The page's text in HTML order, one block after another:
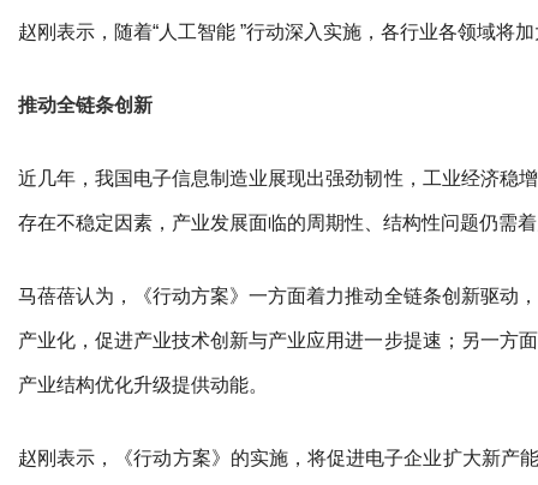
赵刚表示，随着“人工智能 ”行动深入实施，各行业各领域将
推动全链条创新
近几年，我国电子信息制造业展现出强劲韧性，工业经济稳
存在不稳定因素，产业发展面临的周期性、结构性问题仍需
马蓓蓓认为，《行动方案》一方面着力推动全链条创新驱动
产业化，促进产业技术创新与产业应用进一步提速；另一方
产业结构优化升级提供动能。
赵刚表示，《行动方案》的实施，将促进电子企业扩大新产